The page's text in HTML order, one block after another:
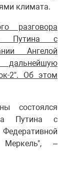
климата.
разговора
Путина с
Ангелой
дальнейшую
2". Об этом
состоялся
Путина с
Меркель", –